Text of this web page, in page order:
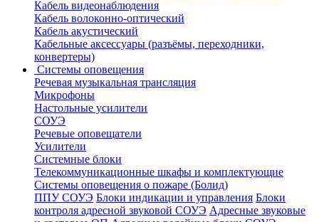
Кабель видеонаблюдения
Кабель волоконно-оптический
Кабель акустический
Кабельные аксессуары (разъёмы, переходники,
конвертеры)
Системы оповещения
Речевая музыкальная трансляция
Микрофоны
Настольные усилители
СОУЭ
Речевые оповещатели
Усилители
Системные блоки
Телекоммуникационные шкафы и комплектующие
Системы оповещения о пожаре (Болид)
ППУ СОУЭ Блоки индикации и управления Блоки
контроля адресной звуковой СОУЭ Адресные звуковые